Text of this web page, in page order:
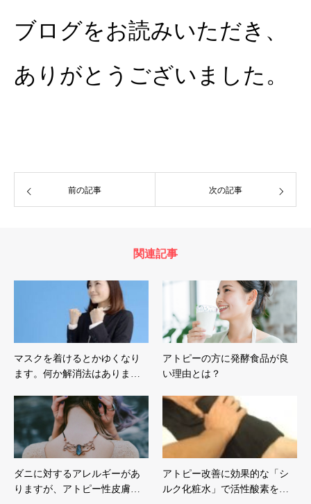
ブログをお読みいただき、
ありがとうございました。
前の記事 次の記事
関連記事
マスクを着けるとかゆくなり
ます。何か解消法はありま…
アトピーの方に発酵食品が良
い理由とは？
ダニに対するアレルギーがあ
りますが、アトピー性皮膚…
アトピー改善に効果的な「シ
ルク化粧水」で活性酸素を…